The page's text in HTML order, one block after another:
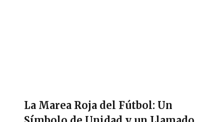
La Marea Roja del Fútbol: Un